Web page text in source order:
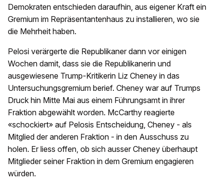
Demokraten entschieden daraufhin, aus eigener Kraft ein
Gremium im Repräsentantenhaus zu installieren, wo sie
die Mehrheit haben.
Pelosi verärgerte die Republikaner dann vor einigen
Wochen damit, dass sie die Republikanerin und
ausgewiesene Trump-Kritikerin Liz Cheney in das
Untersuchungsgremium berief. Cheney war auf Trumps
Druck hin Mitte Mai aus einem Führungsamt in ihrer
Fraktion abgewählt worden. McCarthy reagierte
«schockiert» auf Pelosis Entscheidung, Cheney - als
Mitglied der anderen Fraktion - in den Ausschuss zu
holen. Er liess offen, ob sich ausser Cheney überhaupt
Mitglieder seiner Fraktion in dem Gremium engagieren
würden.